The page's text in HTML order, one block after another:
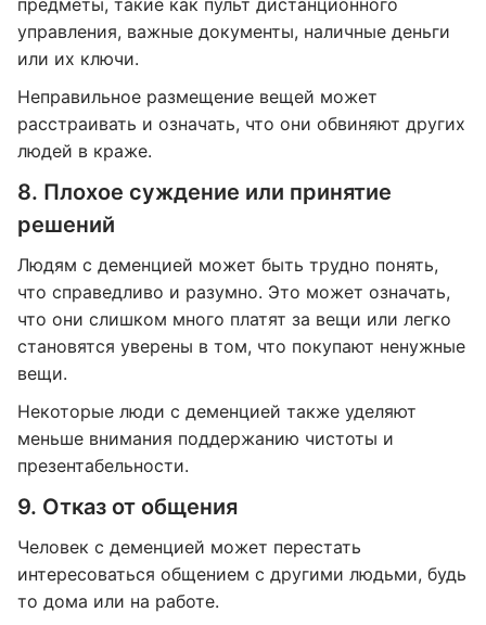
предметы, такие как пульт дистанционного
управления, важные документы, наличные деньги
или их ключи.
Неправильное размещение вещей может
расстраивать и означать, что они обвиняют других
людей в краже.
8. Плохое суждение или принятие
решений
Людям с деменцией может быть трудно понять,
что справедливо и разумно. Это может означать,
что они слишком много платят за вещи или легко
становятся уверены в том, что покупают ненужные
вещи.
Некоторые люди с деменцией также уделяют
меньше внимания поддержанию чистоты и
презентабельности.
9. Отказ от общения
Человек с деменцией может перестать
интересоваться общением с другими людьми, будь
то дома или на работе.